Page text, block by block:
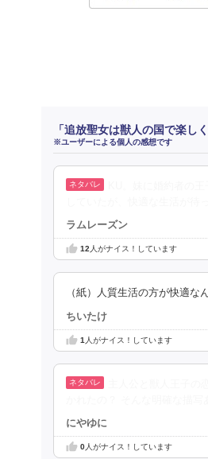
「追放聖女は獣人の国で楽
※ユーザーによる個人の感想です
していたが、快適な生活が待
ラムレーズン
12人がナイス！しています
（紙）人質生活の方が快適な
ちいたけ
1 人がナイス！しています
かれたの？ そんな明確な描
にやゆに
0人がナイス！しています